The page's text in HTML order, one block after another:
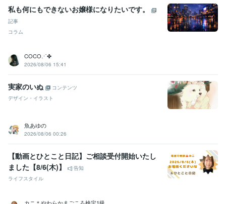
私も何にもできないお嬢様になりたいです。
記事
コラム
COCO⋰✤
2026/08/06 15:41
実家のいぬ
コンテンツ
デザイン・イラスト
魚あゆの
2026/08/06 00:26
【動画とひとこと日記】ご相談受付開始いたし
ました【8/6(木)】
告知
ライフスタイル